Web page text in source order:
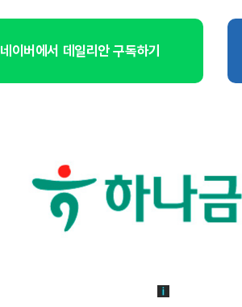
네이버에서 데일리안 구독하기